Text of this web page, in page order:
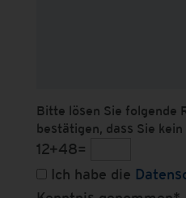
Bitte lösen Sie folgende
bestätigen, dass Sie
12+48=
Ich habe die